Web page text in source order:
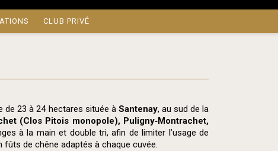
CLUB PRIVÉ
de 23 à 24 hectares située à Santenay, au sud de la
(Clos Pitois monopole), Puligny‑Montrachet,
à la main et double tri, afin de limiter l’usage de
de chêne adaptés à chaque cuvée.